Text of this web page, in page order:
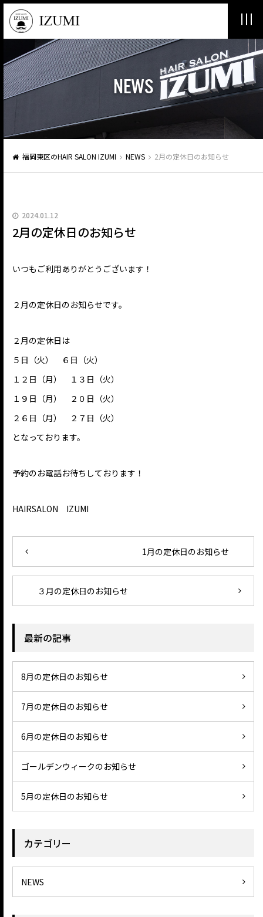
NEWS
福岡東区のHAIR SALON IZUMI NEWS 2月の定休日のお知らせ
2024.01.12
2月の定休日のお知らせ
いつもご利用ありがとうございます！
２月の定休日のお知らせです。
２月の定休日は
５日（火） ６日（火）
１２日（月） １３日（火）
１９日（月） ２０日（火）
２６日（月） ２７日（火）
となっております。
予約のお電話お待ちしております！
HAIRSALON IZUMI
1月の定休日のお知らせ
３月の定休日のお知らせ
最新の記事
8月の定休日のお知らせ
7月の定休日のお知らせ
6月の定休日のお知らせ
ゴールデンウィークのお知らせ
5月の定休日のお知らせ
カテゴリー
NEWS